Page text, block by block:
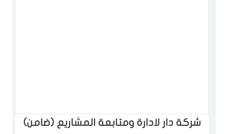
شركة دار لادارة ومتابعة المشاريع (ضامن)